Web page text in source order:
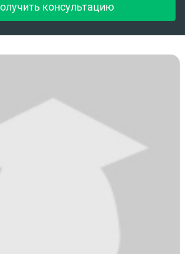
консультацию